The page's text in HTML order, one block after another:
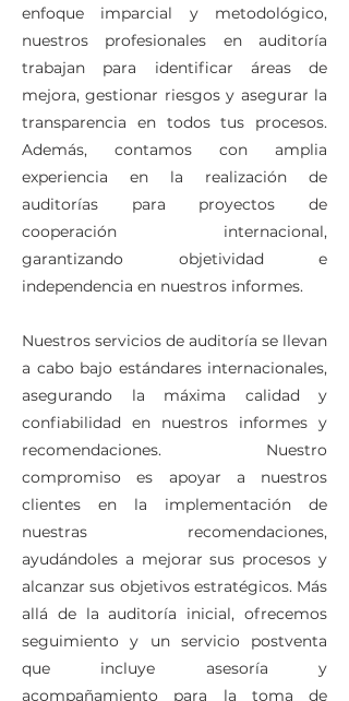
enfoque imparcial y metodológico,
nuestros profesionales en auditoría
trabajan para identificar áreas de
mejora, gestionar riesgos y asegurar la
transparencia en todos tus procesos.
Además, contamos con amplia
experiencia en la realización de
auditorías para proyectos de
cooperación internacional,
garantizando objetividad e
independencia en nuestros informes.
Nuestros servicios de auditoría se llevan
a cabo bajo estándares internacionales,
asegurando la máxima calidad y
confiabilidad en nuestros informes y
recomendaciones. Nuestro
compromiso es apoyar a nuestros
clientes en la implementación de
nuestras recomendaciones,
ayudándoles a mejorar sus procesos y
alcanzar sus objetivos estratégicos. Más
allá de la auditoría inicial, ofrecemos
seguimiento y un servicio postventa
que incluye asesoría y
acompañamiento para la toma de